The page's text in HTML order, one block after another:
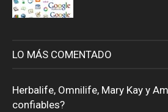
LO MÁS COMENTADO
Herbalife, Omnilife, Mary Kay y
confiables?